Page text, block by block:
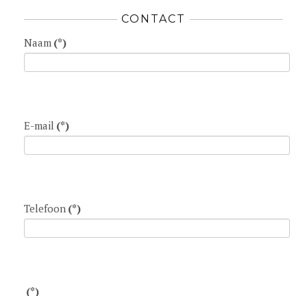
CONTACT
Naam (*)
E-mail (*)
Telefoon (*)
(*)